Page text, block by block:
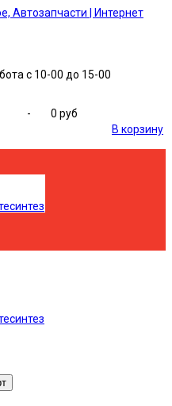
с 10-00 до 15-00
-
0 руб
В корзину